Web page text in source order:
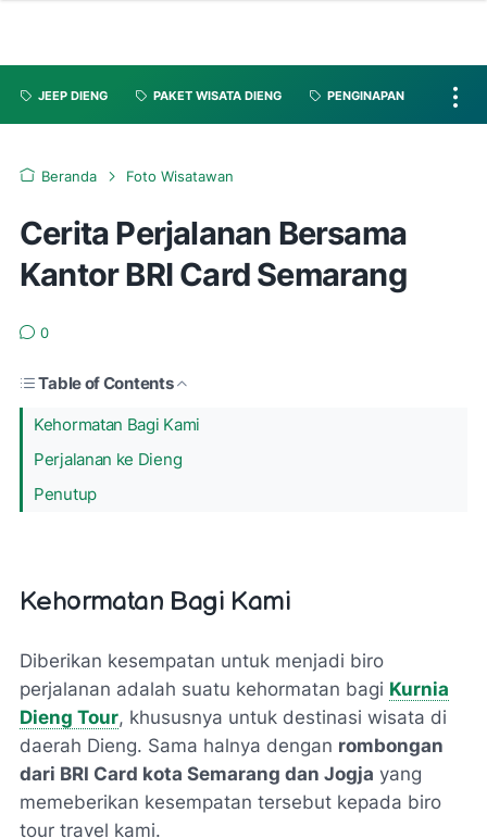
JEEP DIENG PAKET WISATA DIENG PENGINAPAN
Beranda Foto Wisatawan
Cerita Perjalanan Bersama
Kantor BRI Card Semarang
0
Table of Contents
Kehormatan Bagi Kami
Perjalanan ke Dieng
Penutup
Kehormatan Bagi Kami
Diberikan kesempatan untuk menjadi biro
perjalanan adalah suatu kehormatan bagi Kurnia
Dieng Tour, khususnya untuk destinasi wisata di
daerah Dieng. Sama halnya dengan rombongan
dari BRI Card kota Semarang dan Jogja yang
memeberikan kesempatan tersebut kepada biro
tour travel kami.